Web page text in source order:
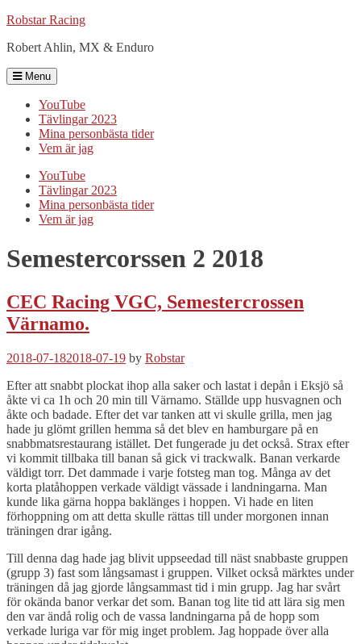
Robstar Racing
Robert Ahlin, MX & Enduro
Menu
YouTube
Tävlingar 2023
Mina personbästa tider
Vem är jag
YouTube
Tävlingar 2023
Mina personbästa tider
Vem är jag
Semestercorssen 2 2018
CEC Racing VGC, Semestercrossen
Värnamo.
2018-07-182018-07-19 by Robstar
Efter att snabbt plockat ihop alla saker och lastat i depån i Eksjö så
åkte vi ca 1h och 20 min till Värnamo. Ställde upp husvagnen och
åkte och badade. Efter det var tanken att vi skulle grilla, men jag
hade ju glömt grillen hemma så det blev en hamburgare på en
snabbmatsrestaurang istället. Det fungerade ju det också. Strax efter
vi kommit tillbaka till banan så gick vi trackwalk. Banan verkarde
väldigt torr. Det dammade i varje fotsteg man tog. Många av det
korta platåhoppen verkade väldigt vässade i landningarna. Man
kunde lika gärna hoppa baklänges i hoppen. Vi hade en liten
förhoppning om att detta skulle rättas till under morgonen innan
träningen drar igång.
Till denna dag hade jag blivit uppseedad till näst snabbaste gruppen
(grupp 3) fast som långsamast i gruppen. Vilket också märktes under
träningen då jag gjorde långsammast tid i min grupp. Jag har svårt
för okända banor verkar det som. Banan tog lite tid att lära sig men
den var ändå rolig och de vassa landningarna på de hopp som
verkade luriga var för mig inget problem. Jag hoppade över alla